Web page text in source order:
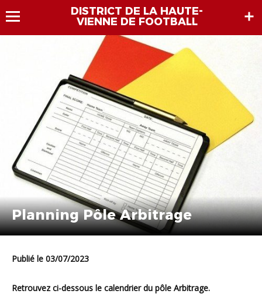
DISTRICT DE LA HAUTE-
VIENNE DE FOOTBALL
Planning Pôle Arbitrage
Publié le 03/07/2023
Retrouvez ci-dessous le calendrier du pôle Arbitrage.